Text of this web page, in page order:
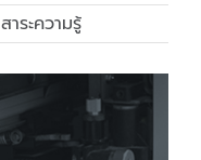
สาระความรู้